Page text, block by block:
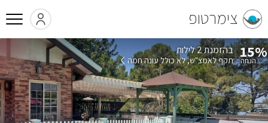
צימרטופ
15% בהזמנת 2 לילות
תקף לאמצ"ש לא כולל עונה חמה